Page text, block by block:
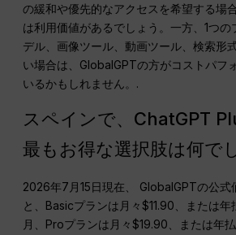
の緩和や優先的なアクセスを希望する場
は利用価値があるでしょう。一方、1つの
デル、画像ツール、動画ツール、検索形
い場合は、GlobalGPTの方がコストパフ
いるかもしれません。.
スペインで、ChatGPT
最もお得な選択肢は何で
2026年7月15日現在、 GlobalGPTの公式
と、Basicプランは月々$11.90、または
月、Proプランは月々$19.90、または年